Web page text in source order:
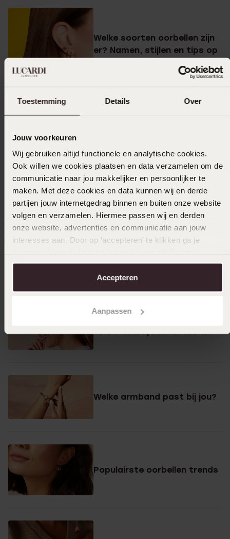
Toestemming Details Over
Jouw voorkeuren
Wij gebruiken altijd functionele en analytische cookies.
Ook willen we cookies plaatsen en data verzamelen om de
communicatie naar jou makkelijker en persoonlijker te
maken. Met deze cookies en data kunnen wij en derde
partijen jouw internetgedrag binnen en buiten onze website
volgen en verzamelen. Hiermee passen wij en derden
onze website, advertenties en communicatie aan jouw
interesses aan. Door op ‘accepteren’ te klikken ga je
aanpassen. Lees er meer over in onscookiebeleid.
Accepteren
Aanpassen
Welke soorten oorbellen zijn
er? Namen, stijlen en tips op
& stijlen
Welke soorten armbanden
zijn er?
oren: dit wil je écht weten
Welke armband past bij jou?
Populairste oorbellen trends